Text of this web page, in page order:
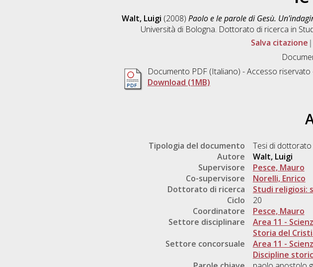
Walt, Luigi (2008) Paolo e le parole di Gesù.
Università di Bologna. Dottorato di ricerca in
Salva citazione
Documento PDF (Italiano) - Accesso
Download (1MB)
Tipologia del documento
Tesi di dottorato
Autore
Walt, Luigi
Supervisore
Pesce, Mauro
Co-supervisore
Norelli, Enrico
Dottorato di ricerca
Studi religiosi:
Ciclo
20
Coordinatore
Pesce, Mauro
Settore disciplinare
Area 11 -
Storia del
Settore concorsuale
Area 11 -
Discipline